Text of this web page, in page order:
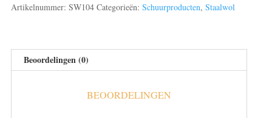
Artikelnummer: SW104 Categorieën: Schuurproducten, Staalwol
Beoordelingen (0)
BEOORDELINGEN